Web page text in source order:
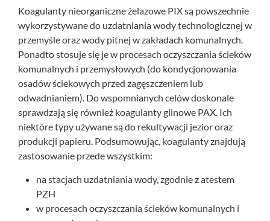
Koagulanty nieorganiczne żelazowe PIX są powszechnie
wykorzystywane do uzdatniania wody technologicznej w
przemyśle oraz wody pitnej w zakładach komunalnych.
Ponadto stosuje się je w procesach oczyszczania ścieków
komunalnych i przemysłowych (do kondycjonowania
osadów ściekowych przed zagęszczeniem lub
odwadnianiem). Do wspomnianych celów doskonale
sprawdzają się również koagulanty glinowe PAX. Ich
niektóre typy używane są do rekultywacji jezior oraz
produkcji papieru. Podsumowując, koagulanty znajdują
zastosowanie przede wszystkim:
na stacjach uzdatniania wody, zgodnie z atestem
PZH
w procesach oczyszczania ścieków komunalnych i